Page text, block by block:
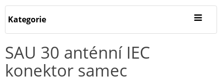
Kategorie
SAU 30 anténní IEC
konektor samec